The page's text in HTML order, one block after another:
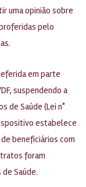
uma opinião sobre
pelo
em parte
suspendendo a
de Saúde (Lei n°
estabelece
beneficiários com
foram
Saúde.